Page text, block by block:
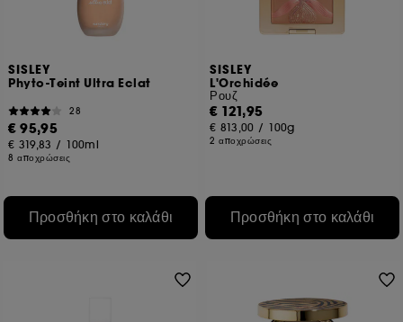
SISLEY
Phyto-Teint Ultra Eclat
28
€ 95,95
€ 319,83 / 100ml
8 αποχρώσεις
Προσθήκη στο καλάθι
SISLEY
L'Orchidée
Ρουζ
€ 121,95
€ 813,00 / 100g
2 αποχρώσεις
Προσθήκη στο καλάθι